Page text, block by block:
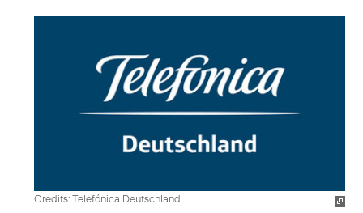
Credits: Telefónica Deutschland